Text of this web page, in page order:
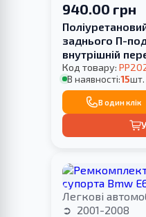
940.00 грн
заднього П-
внутрішній
2002-2009
Код товару:
В наявності:15шт.
В один клік
Легкові
2001-2008